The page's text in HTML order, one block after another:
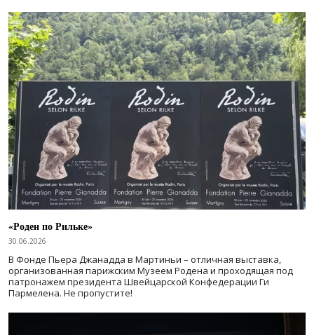
«Роден по Рильке»
30.06.2026
В Фонде Пьера Джанадда в Мартиньи – отличная выставка,
организованная парижским Музеем Родена и проходящая под
патронажем президента Швейцарской Конфедерации Ги
Пармелена. Не пропустите!